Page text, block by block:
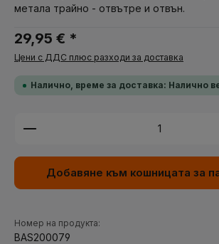
метала трайно - отвътре и отвън.
29,95 € *
Цени с ДДС плюс разходи за доставка
Налично, време за доставка: Налично
Количество на продукта:
Добавяне към кошницата за
Номер на продукта:
BAS200079